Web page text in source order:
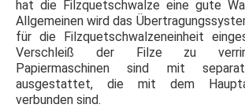
hat die Filzquetschwalze eine gute
Allgemeinen wird das
für die Filzquetschwalzeneinheit
Verschleiß der Filze zu
Papiermaschinen sind mit
ausgestattet, die mit dem
verbunden sind.